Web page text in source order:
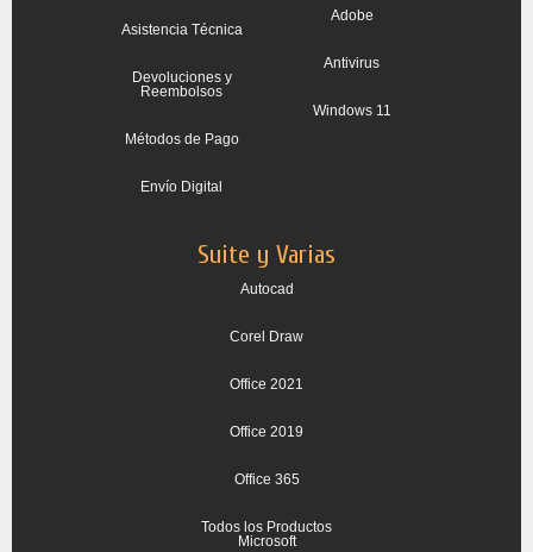
Asistencia Técnica
Devoluciones y
Reembolsos
Métodos de Pago
Envío Digital
Adobe
Antivirus
Windows 11
Suite y Varias
Autocad
Corel Draw
Office 2021
Office 2019
Office 365
Todos los Productos
Microsoft